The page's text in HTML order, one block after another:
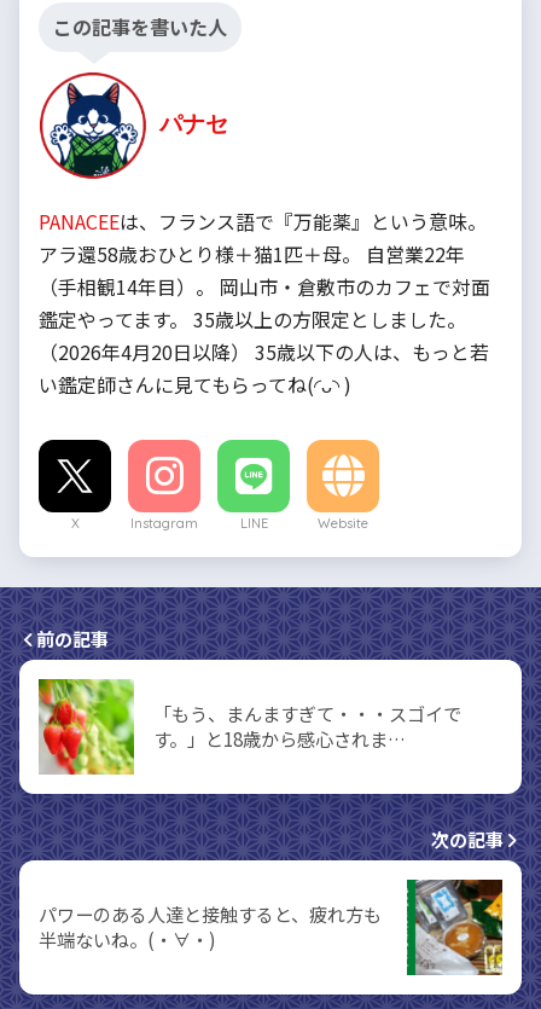
この記事を書いた人
パナセ
PANACEEは、フランス語で『万能薬』という意味。
アラ還58歳おひとり様＋猫1匹＋母。 自営業22年
（手相観14年目）。 岡山市・倉敷市のカフェで対面
鑑定やってます。 35歳以上の方限定としました。
（2026年4月20日以降） 35歳以下の人は、もっと若
い鑑定師さんに見てもらってね(◜ᴗ◝ )
X Instagram LINE Website
前の記事
「もう、まんますぎて・・・スゴイで
す。」と18歳から感心されま…
次の記事
パワーのある人達と接触すると、疲れ方も
半端ないね。(・∀・)